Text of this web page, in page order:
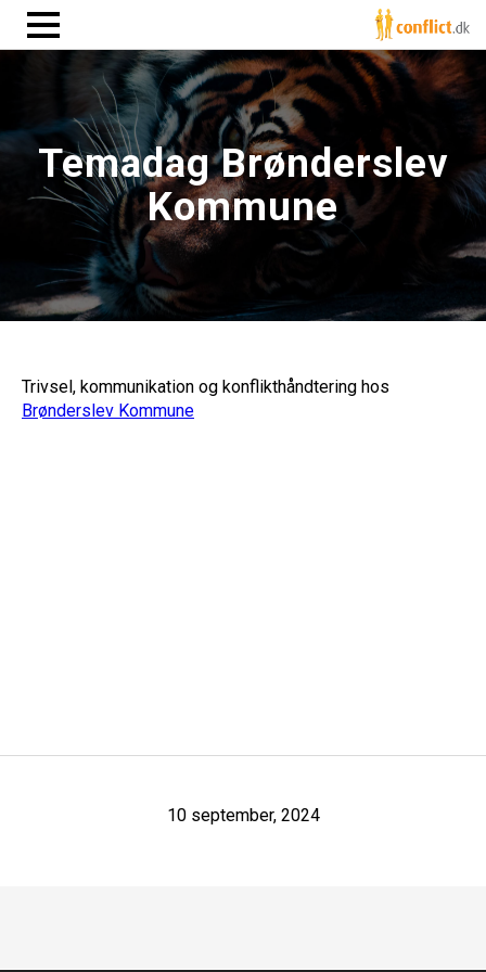
Temadag Brønderslev
Kommune
Trivsel, kommunikation og konflikthåndtering hos
Brønderslev Kommune
10 september, 2024